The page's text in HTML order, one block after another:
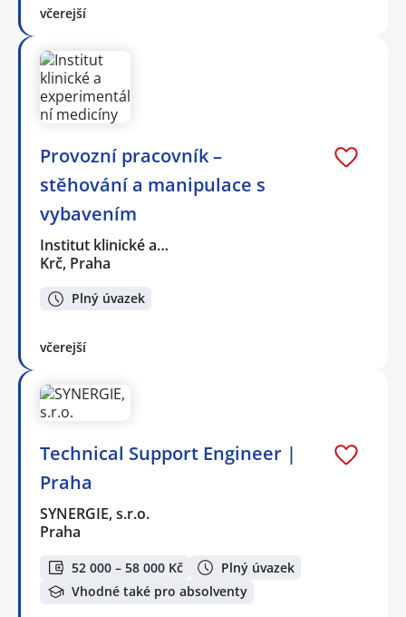
včerejší
Provozní pracovník –
stěhování a manipulace s
vybavením
Institut klinické a…
Krč, Praha
Plný úvazek
včerejší
Technical Support Engineer |
Praha
SYNERGIE, s.r.o.
Praha
52 000 – 58 000 Kč
Plný úvazek
Vhodné také pro absolventy